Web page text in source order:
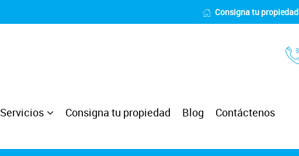
Consigna tu propiedad
Servicios Consigna tu propiedad Blog Contáctenos